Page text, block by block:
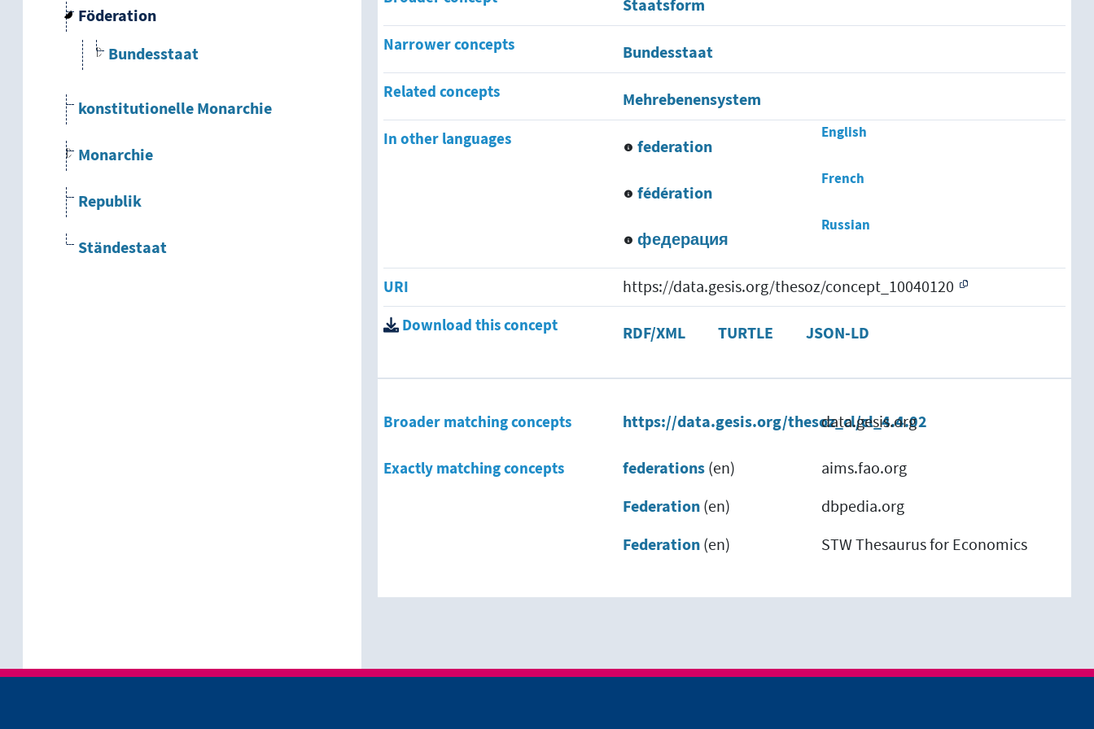
Föderation
Bundesstaat
konstitutionelle Monarchie
Monarchie
Republik
Ständestaat
Staatsform
Narrower concepts
Bundesstaat
Related concepts
Mehrebenensystem
In other languages
English
federation
French
fédération
Russian
федерация
URI https://data.gesis.org/thesoz/concept_10040120
Download this concept RDF/XML TURTLE JSON-LD
Broader matching concepts https://data.gesis.org/thesoz_cl/cl_4.4.02
data.gesis.org
Exactly matching concepts federations(en) aims.fao.org
Federation(en) dbpedia.org
Federation(en) STW Thesaurus for Economics